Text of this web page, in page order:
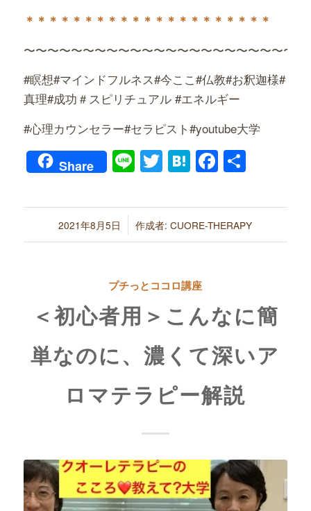
＊＊＊＊＊＊＊＊＊＊＊＊＊＊＊＊＊＊＊＊＊
〜〜〜〜〜〜〜〜〜〜〜〜〜〜〜〜〜〜〜〜〜〜〜〜
#瞑想#マインドフルネス#今ここ#仏教#お釈迦様#
真理#成功＃スピリチュアル #エネルギー
#心理カウンセラー#セラピスト#youtube大学
Share LineTwitter
Hatena共
2021年8月5日
/ 作成者:CUORE-THERAPY
プチっとココロ講座
＜初心者用＞こんなに簡
単なのに、濃くて深いア
ロマテラピー解説